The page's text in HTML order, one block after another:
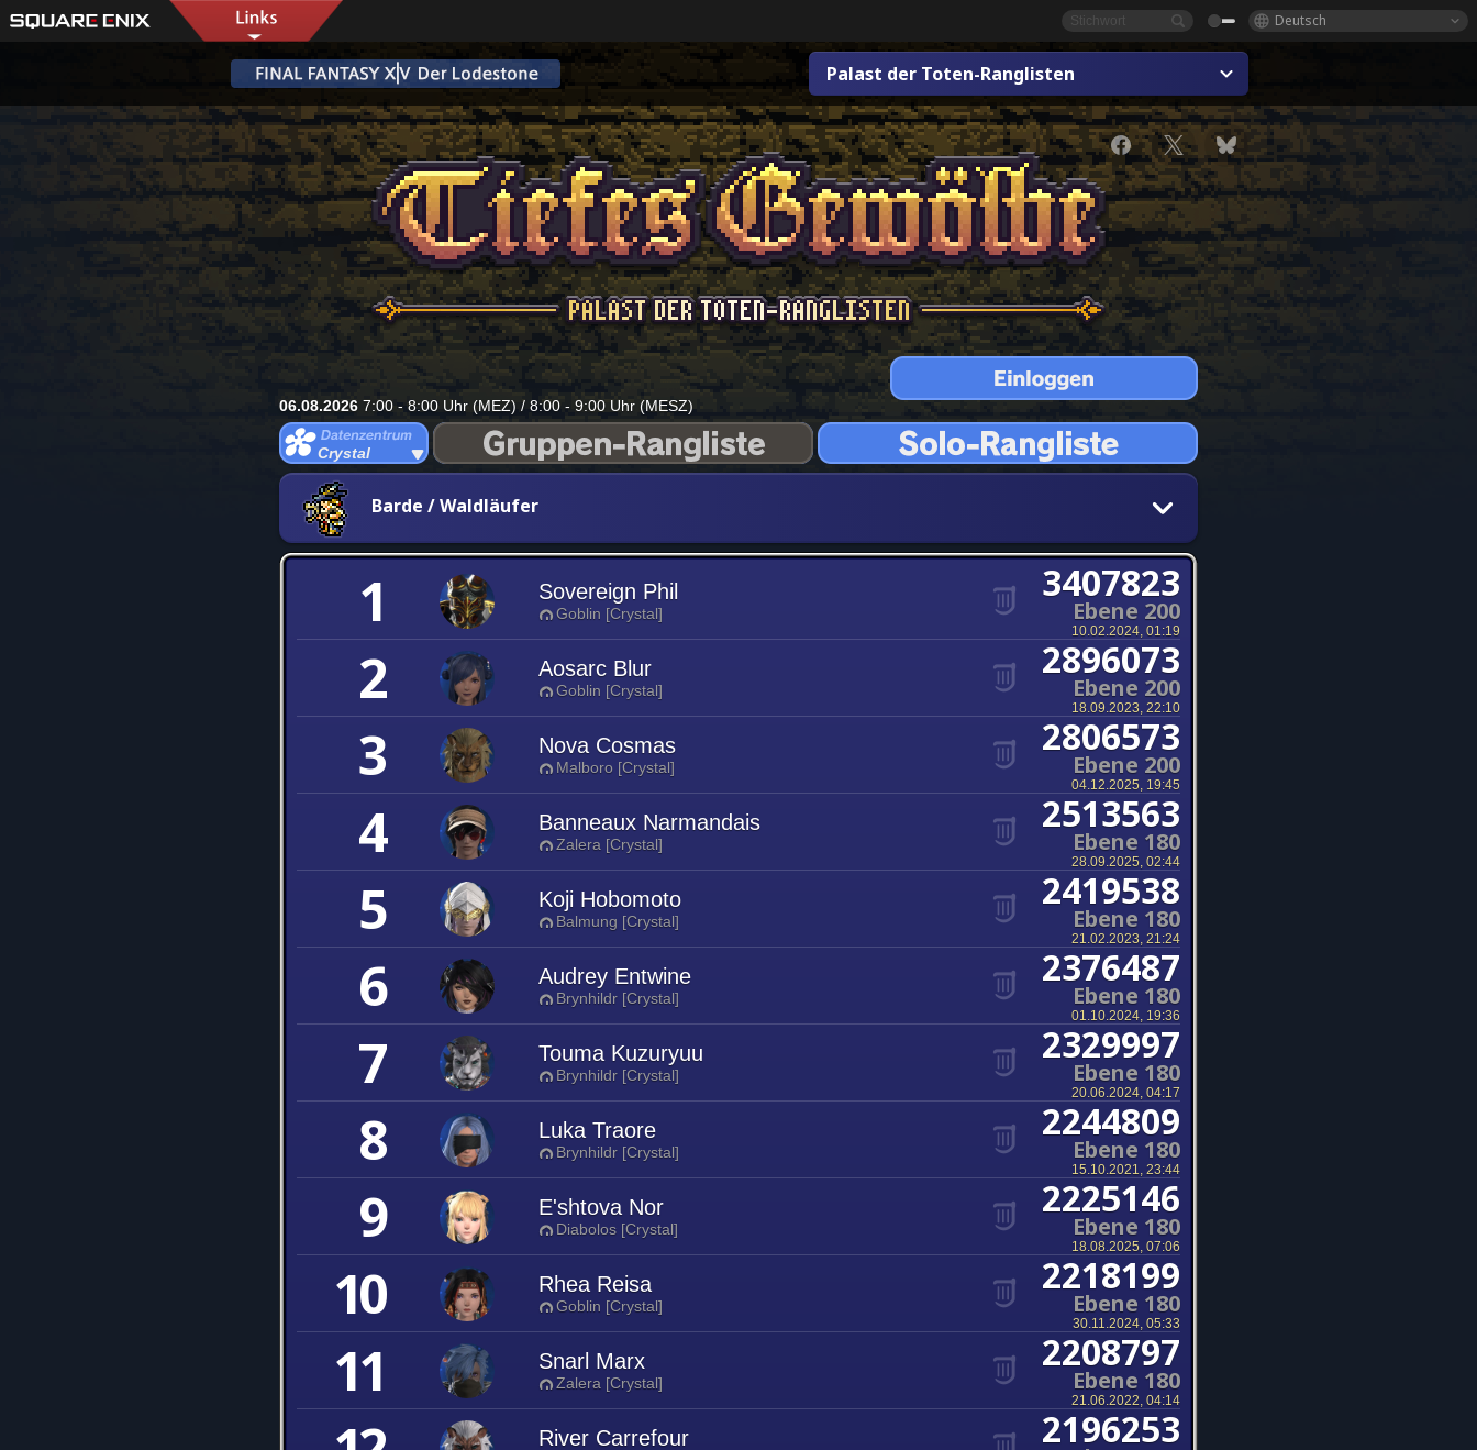
Deutsch
Palast der Toten-Ranglisten
06.08.2026 7:00 - 8:00 Uhr (MEZ) / 8:00 - 9:00 Uhr (MESZ)
Crystal
Barde / Waldläufer
1 Sovereign Phil
Goblin [Crystal]
3407823
Ebene 200
10.02.2024, 01:19
2 Aosarc Blur
Goblin [Crystal]
2896073
Ebene 200
18.09.2023, 22:10
3 Nova Cosmas
Malboro [Crystal]
2806573
Ebene 200
04.12.2025, 19:45
4 Banneaux Narmandais
Zalera [Crystal]
2513563
Ebene 180
28.09.2025, 02:44
5 Koji Hobomoto
Balmung [Crystal]
2419538
Ebene 180
21.02.2023, 21:24
6 Audrey Entwine
Brynhildr [Crystal]
2376487
Ebene 180
01.10.2024, 19:36
7 Touma Kuzuryuu
Brynhildr [Crystal]
2329997
Ebene 180
20.06.2024, 04:17
8 Luka Traore
Brynhildr [Crystal]
2244809
Ebene 180
15.10.2021, 23:44
9 E'shtova Nor
Diabolos [Crystal]
2225146
Ebene 180
18.08.2025, 07:06
10 Rhea Reisa
Goblin [Crystal]
2218199
Ebene 180
30.11.2024, 05:33
11 Snarl Marx
Zalera [Crystal]
2208797
Ebene 180
21.06.2022, 04:14
River Carrefour 2196253